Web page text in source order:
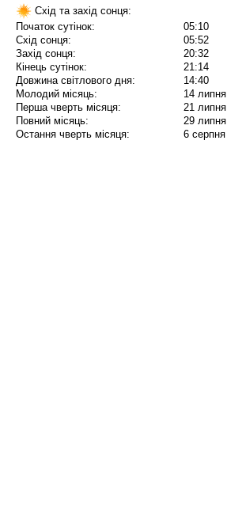
Схід та захід сонця:
Початок сутінок:
05:10
Схід сонця:
05:52
Захід сонця:
20:32
Кінець сутінок:
21:14
Довжина світлового дня:
14:40
Молодий місяць:
14 липня
Перша чверть місяця:
21 липня
Повний місяць:
29 липня
Остання чверть місяця:
6 серпня